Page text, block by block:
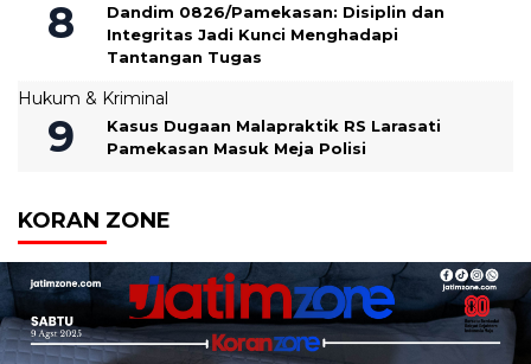
‎Dandim 0826/Pamekasan: Disiplin dan
Integritas Jadi Kunci Menghadapi
Tantangan Tugas
Hukum & Kriminal
Kasus Dugaan Malapraktik RS Larasati
Pamekasan Masuk Meja Polisi
KORAN ZONE